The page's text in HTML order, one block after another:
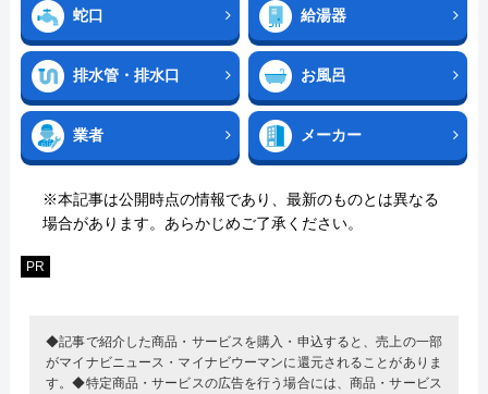
蛇口 給湯器
排水管・排水口 お風呂
業者 メーカー
※本記事は公開時点の情報であり、最新のものとは異なる
場合があります。あらかじめご了承ください。
PR
◆記事で紹介した商品・サービスを購入・申込すると、売上の一部
がマイナビニュース・マイナビウーマンに還元されることがありま
す。◆特定商品・サービスの広告を行う場合には、商品・サービス